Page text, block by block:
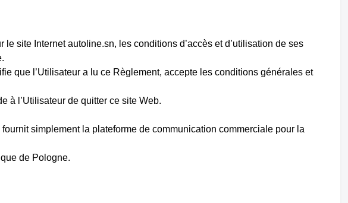
site Internet autoline.sn, les conditions d’accès et d’utilisation de ses
que l’Utilisateur a lu ce Règlement, accepte les conditions générales et
à l’Utilisateur de quitter ce site Web.
simplement la plateforme de communication commerciale pour la
de Pologne.